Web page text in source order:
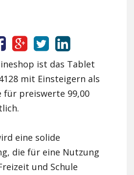
ist das Tablet
mit Einsteigern als
für preiswerte 99,00
eine solide
die für eine Nutzung
und Schule